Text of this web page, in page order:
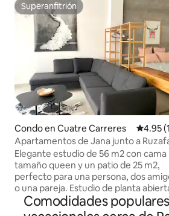
Superanfitrión
Superanfitrión
Condo en Cuatre Carreres
4.95
Apartamentos de Jana junto a
el Parque del Turia, ...
Elegante estudio de 56 m2 con cama
tamaño queen y un patio de 25 m2,
perfecto para una persona, dos
o una pareja. Estudio de planta abierta
con baño independiente y ducha
grande, totalmente amueblado y
Comodidades